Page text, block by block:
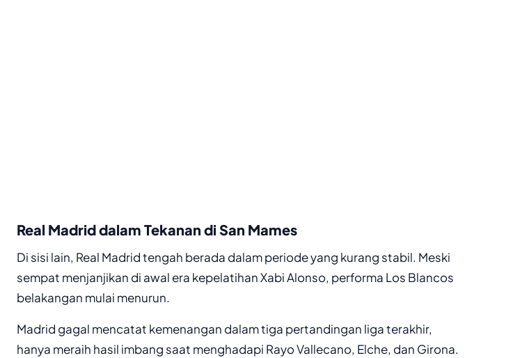
Real Madrid dalam Tekanan di San Mames
Di sisi lain, Real Madrid tengah berada dalam periode yang kurang stabil. Meski
sempat menjanjikan di awal era kepelatihan Xabi Alonso, performa Los Blancos
belakangan mulai menurun.
Madrid gagal mencatat kemenangan dalam tiga pertandingan liga terakhir,
hanya meraih hasil imbang saat menghadapi Rayo Vallecano, Elche, dan Girona.